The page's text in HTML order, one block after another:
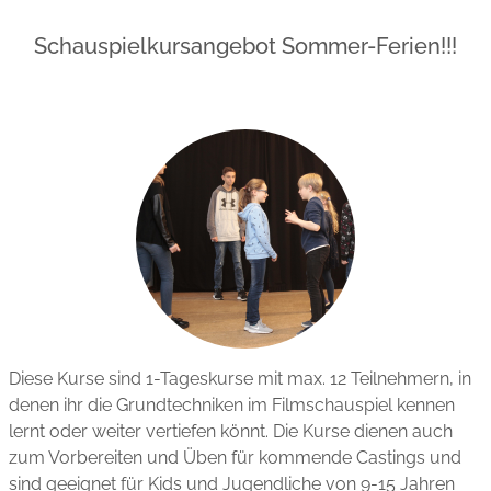
Schauspielkursangebot Sommer-Ferien!!!
Diese Kurse sind 1-Tageskurse mit max. 12 Teilnehmern, in
denen ihr die Grundtechniken im Filmschauspiel kennen
lernt oder weiter vertiefen könnt. Die Kurse dienen auch
zum Vorbereiten und Üben für kommende Castings und
sind geeignet für Kids und Jugendliche von 9-15 Jahren